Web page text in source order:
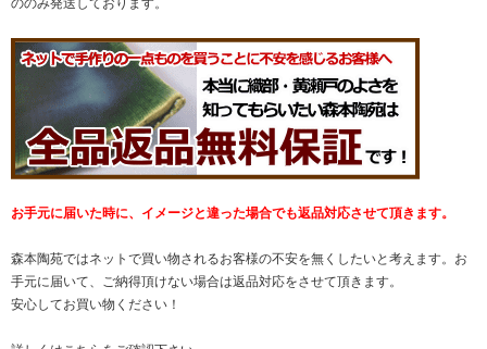
お手元に届いた時に、イメージと違った場合でも返品対応させて頂きます。
森本陶苑ではネットで買い物されるお客様の不安を無くしたいと考えます。お
手元に届いて、ご納得頂けない場合は返品対応をさせて頂きます。
安心してお買い物ください！